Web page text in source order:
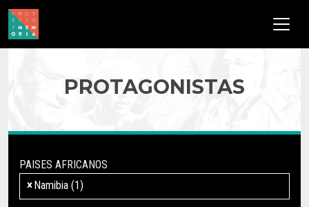
Pasar al contenido principal
PROTAGONISTAS
PAISES AFRICANOS
×Namibia (1)